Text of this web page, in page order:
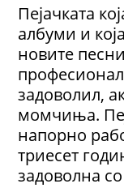
Пејачката
албуми и
новите
задоволил,
момчиња.
напорно
триесет
задоволна